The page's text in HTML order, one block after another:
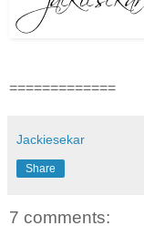
=============
Jackiesekar
Share
7 comments: